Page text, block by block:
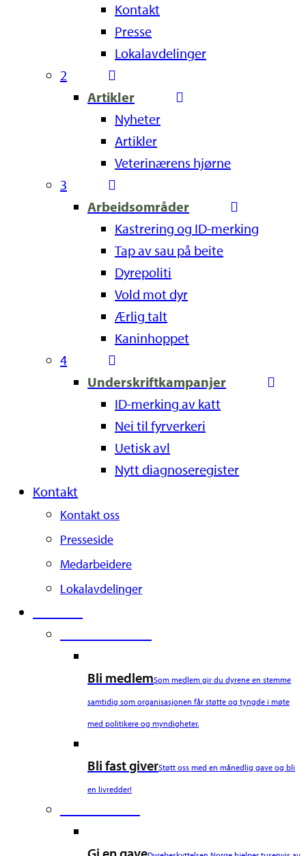
Kontakt
Presse
Lokalavdelinger
2
Artikler
Nyheter
Artikler
Veterinærens hjørne
3
Arbeidsområder
Kastrering og ID-merking
Tap av sau på beite
Dyrepoliti
Vold mot dyr
Ærlig talt
Kaninhoppet
4
Underskriftkampanjer
ID-merking av katt
Nei til fyrverkeri
Uetisk avl
Nytt diagnoseregister
Kontakt
Kontakt oss
Presseside
Medarbeidere
Lokalavdelinger
Bli medlemSom medlem gir du dyrene en stemme
samtidig som organisasjonen får støtte og tyngde i møte
med politikere og myndigheter.
Bli fast giverStøtt oss med en månedlig gave og bli
en livredder!